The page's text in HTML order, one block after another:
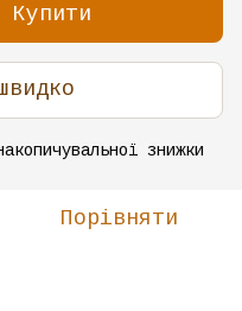
Купити
знижки
Порівняти